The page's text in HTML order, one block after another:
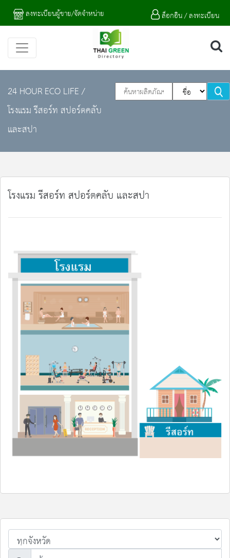
ลงทะเบียนผู้ขาย/จัดจำหน่าย ล็อกอิน / ลงทะเบียน
24 HOUR ECO LIFE/
โรงแรม รีสอร์ท สปอร์ตคลับ
และสปา
โรงแรม รีสอร์ท สปอร์ตคลับ และสปา